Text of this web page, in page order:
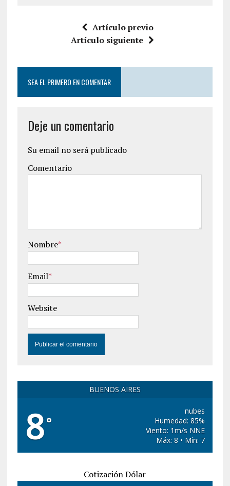
Artículo previo
Artículo siguiente
SEA EL PRIMERO EN COMENTAR
Deje un comentario
Su email no será publicado
Comentario
Nombre*
Email*
Website
BUENOS AIRES
8°
nubes
Humedad: 85%
Viento: 1m/s NNE
Máx: 8 • Mín: 7
Cotización Dólar